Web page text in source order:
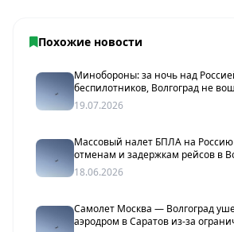
Похожие новости
Минобороны: за ночь над
беспилотников, Волгоград не
19.07.2026
Массовый налет БПЛА на Россию
отменам и задержкам рейсов в
18.06.2026
Самолет Москва — Волгоград
аэродром в Саратов из-за